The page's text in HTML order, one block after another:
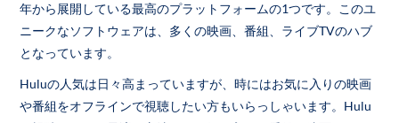
年から展開している最高のプラットフォームの1つです。このユ
ニークなソフトウェアは、多くの映画、番組、ライブTVのハブ
となっています。
Huluの人気は日々高まっていますが、時にはお気に入りの映画
や番組をオフラインで視聴したい方もいらっしゃいます。Hulu